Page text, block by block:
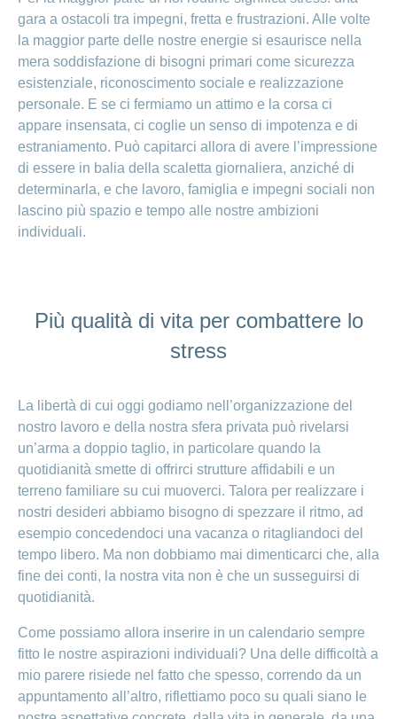
gara a ostacoli tra impegni, fretta e frustrazioni. Alle volte
la maggior parte delle nostre energie si esaurisce nella
mera soddisfazione di bisogni primari come sicurezza
esistenziale, riconoscimento sociale e realizzazione
personale. E se ci fermiamo un attimo e la corsa ci
appare insensata, ci coglie un senso di impotenza e di
estraniamento. Può capitarci allora di avere l’impressione
di essere in balia della scaletta giornaliera, anziché di
determinarla, e che lavoro, famiglia e impegni sociali non
lascino più spazio e tempo alle nostre ambizioni
individuali.
Più qualità di vita per combattere lo
stress
La libertà di cui oggi godiamo nell’organizzazione del
nostro lavoro e della nostra sfera privata può rivelarsi
un’arma a doppio taglio, in particolare quando la
quotidianità smette di offrirci strutture affidabili e un
terreno familiare su cui muoverci. Talora per realizzare i
nostri desideri abbiamo bisogno di spezzare il ritmo, ad
esempio concedendoci una vacanza o ritagliandoci del
tempo libero. Ma non dobbiamo mai dimenticarci che, alla
fine dei conti, la nostra vita non è che un susseguirsi di
quotidianità.
Come possiamo allora inserire in un calendario sempre
fitto le nostre aspirazioni individuali? Una delle difficoltà a
mio parere risiede nel fatto che spesso, correndo da un
appuntamento all’altro, riflettiamo poco su quali siano le